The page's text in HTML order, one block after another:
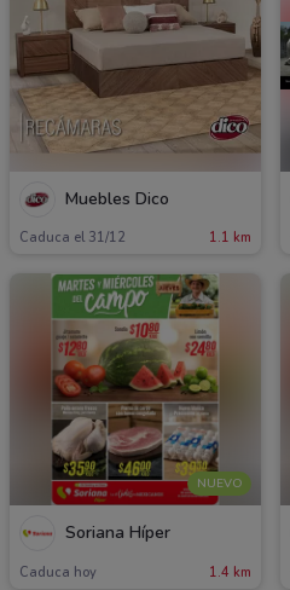
Muebles Dico
Caduca el 31/12 1.1 km
NUEVO
Soriana Híper
Caduca hoy 1.4 km